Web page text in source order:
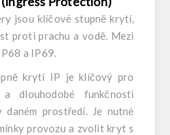
jsou klíčové stupně krytí,
proti prachu a vodě. Mezi
a IP69.
krytí IP je klíčový pro
dlouhodobé funkčnosti
daném prostředí. Je nutné
provozu a zvolit kryt s